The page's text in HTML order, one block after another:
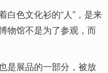
白色文化衫的“人”，是来
物馆不是为了参观，而
是展品的一部分，被放